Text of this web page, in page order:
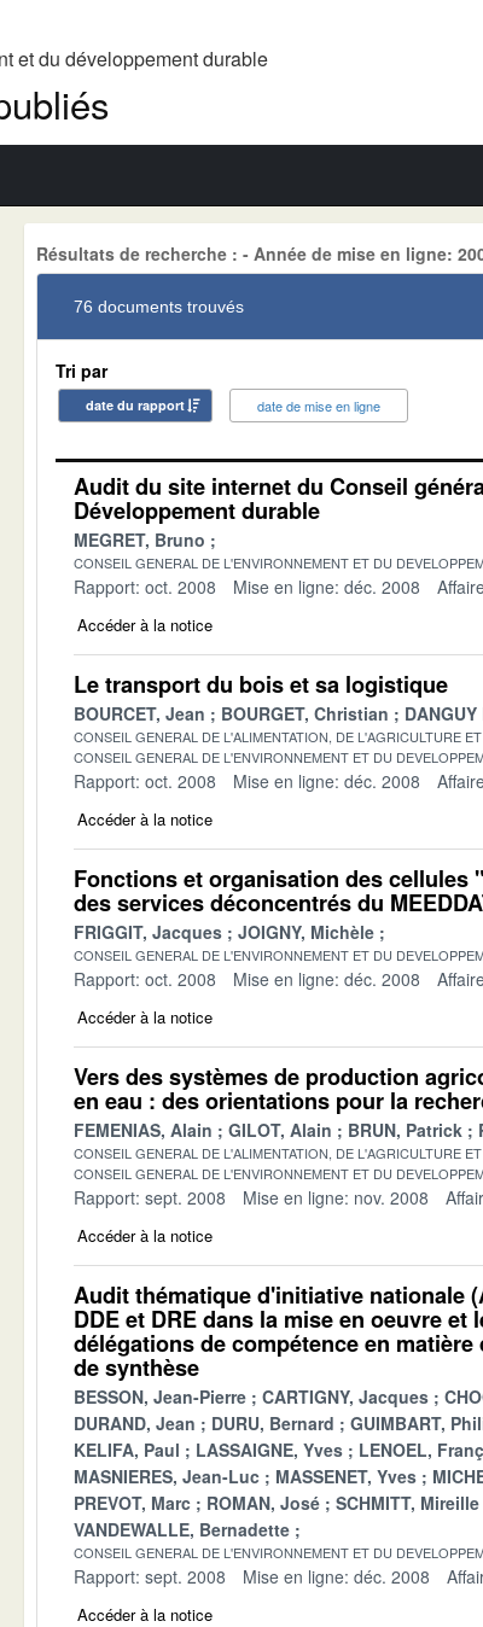
et du développement durable
Résultats de recherche : - Année de mise en ligne:
76 documents trouvés
Tri par
date du rapport date de mise en ligne
Audit du site internet du Conseil
Développement durable
MEGRET, Bruno
CONSEIL GENERAL DE L'ENVIRONNEMENT ET DU
Rapport: oct. 2008 Mise en ligne: déc. 2008
Accéder à la notice
Le transport du bois et sa logistique
BOURCET, Jean BOURGET, Christian
CONSEIL GENERAL DE L'ALIMENTATION, DE L'AGRICULTURE
CONSEIL GENERAL DE L'ENVIRONNEMENT ET DU
Rapport: oct. 2008 Mise en ligne: déc. 2008
Accéder à la notice
Fonctions et organisation des
des services déconcentrés du
FRIGGIT, Jacques JOIGNY, Michèle
CONSEIL GENERAL DE L'ENVIRONNEMENT ET DU
Rapport: oct. 2008 Mise en ligne: déc. 2008
Accéder à la notice
Vers des systèmes de production
en eau : des orientations pour la
FEMENIAS, Alain GILOT, Alain BRUN, Patrick
CONSEIL GENERAL DE L'ALIMENTATION, DE L'AGRICULTURE
CONSEIL GENERAL DE L'ENVIRONNEMENT ET DU
Rapport: sept. 2008 Mise en ligne: nov. 2008
Accéder à la notice
Audit thématique d'initiative nationale
DDE et DRE dans la mise en oeuvre
délégations de compétence en
de synthèse
BESSON, Jean-Pierre CARTIGNY, Jacques
DURAND, Jean
DURU, Bernard GUIMBART,
KELIFA, Paul
LASSAIGNE, Yves LENOEL,
MASNIERES, Jean-Luc
MASSENET, Yves
PREVOT, Marc
ROMAN, José SCHMITT, Mireille
VANDEWALLE, Bernadette
CONSEIL GENERAL DE L'ENVIRONNEMENT ET DU
Rapport: sept. 2008 Mise en ligne: déc. 2008
Accéder à la notice